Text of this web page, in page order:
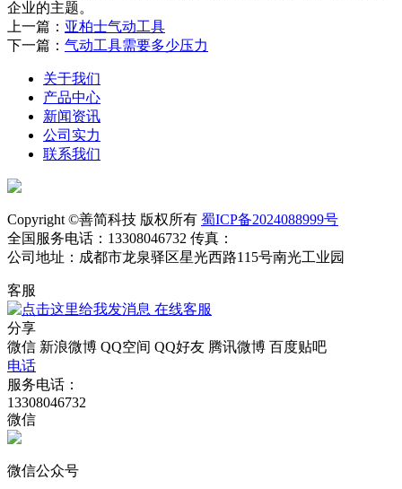
企业的主题。
上一篇： 亚柏士气动工具
下一篇： 气动工具需要多少压力
关于我们
产品中心
新闻资讯
公司实力
联系我们
Copyright ©善简科技 版权所有 蜀ICP备2024088999号
全国服务电话：13308046732 传真：
公司地址：成都市龙泉驿区星光西路115号南光工业园
客服
在线客服
分享
微信 新浪微博 QQ空间 QQ好友 腾讯微博 百度贴吧
电话
服务电话：
13308046732
微信
微信公众号